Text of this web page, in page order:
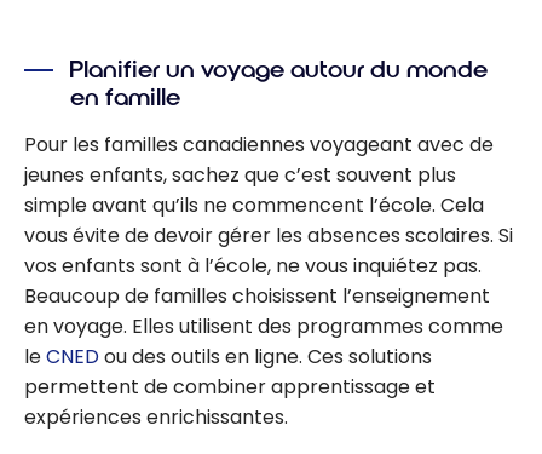
Planifier un voyage autour du monde
en famille
Pour les familles canadiennes voyageant avec de
jeunes enfants, sachez que c’est souvent plus
simple avant qu’ils ne commencent l’école. Cela
vous évite de devoir gérer les absences scolaires. Si
vos enfants sont à l’école, ne vous inquiétez pas.
Beaucoup de familles choisissent l’enseignement
en voyage. Elles utilisent des programmes comme
leCNEDou des outils en ligne. Ces solutions
permettent de combiner apprentissage et
expériences enrichissantes.